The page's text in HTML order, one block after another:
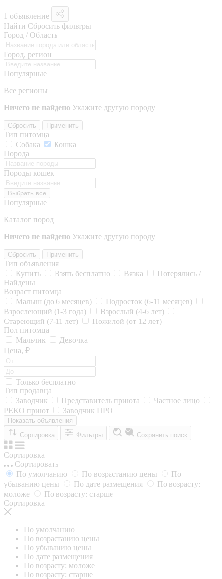
1 объявление
Найти Сбросить фильтры
Город / Область
Город, регион
Популярные
Все регионы
Ничего не найдено Укажите другую породу
Сбросить Применить
Тип питомца
Собака
Кошка
Порода
Породы кошек
Выбрать все
Популярные
Каталог пород
Ничего не найдено Укажите другую породу
Сбросить Применить
Тип объявления
Купить
Взять бесплатно Вязка
Потерялись /
Найдены
Возраст питомца
Малыш (до 6 месяцев)
Подросток (6-11 месяцев)
Взрослеющий (1-3 года)
Взрослый (4-6 лет)
Стареющий (7-11 лет)
Пожилой (от 12 лет)
Пол питомца
Мальчик
Девочка
Цена, ₽
Только бесплатно
Тип продавца
Заводчик
Представитель приюта
Частное лицо
РЕКО приют
Заводчик ПРО
Показать объявления
Сортировка
Фильтры Сохранить поиск
Сортировка
Сортировать
По умолчанию
По возрастанию цены
По
убыванию цены
По дате размещения
По возрасту:
моложе
По возрасту: старше
Сортировка
По умолчанию
По возрастанию цены
По убыванию цены
По дате размещения
По возрасту: моложе
По возрасту: старше